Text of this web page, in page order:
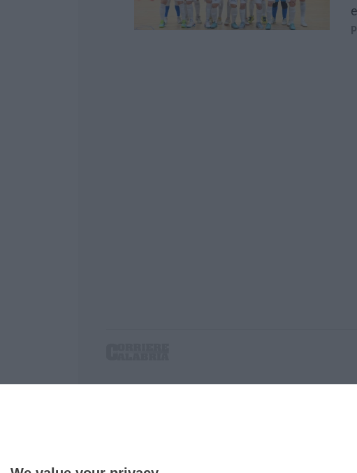
P.IVA. 03199620794, Via del mare 6/G, S.Eufemia,
Iscrizione tribunale di Lamezia Terme 5/2011 - Direttore